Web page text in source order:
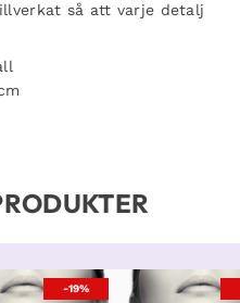
så att varje detalj
-19%